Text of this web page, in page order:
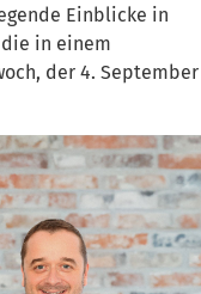
Einblicke in
in einem
der 4. September